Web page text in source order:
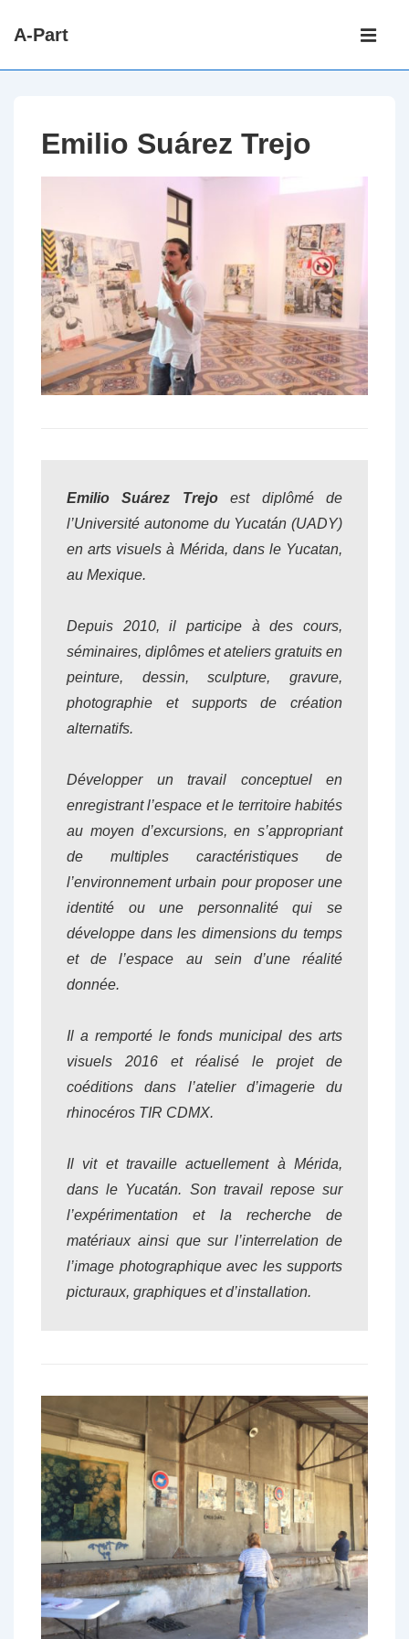
passer
A-Part
Main
Emilio Suárez Trejo
Emilio Suárez Trejoest diplômé de
l’Université autonome du Yucatán (UADY)
en arts visuels à Mérida, dans le Yucatan,
au Mexique.
Depuis 2010, il participe à des cours,
séminaires, diplômes et ateliers gratuits en
peinture, dessin, sculpture, gravure,
photographie et supports de création
alternatifs.
Développer un travail conceptuel en
enregistrant l’espace et le territoire habités
au moyen d’excursions, en s’appropriant
de multiples caractéristiques de
l’environnement urbain pour proposer une
identité ou une personnalité qui se
développe dans les dimensions du temps
et de l’espace au sein d’une réalité
donnée.
Il a remporté le fonds municipal des arts
visuels 2016 et réalisé le projet de
coéditions dans l’atelier d’imagerie du
rhinocéros TIR CDMX.
Il vit et travaille actuellement à Mérida,
dans le Yucatán. Son travail repose sur
l’expérimentation et la recherche de
matériaux ainsi que sur l’interrelation de
l’image photographique avec les supports
picturaux, graphiques et d’installation.